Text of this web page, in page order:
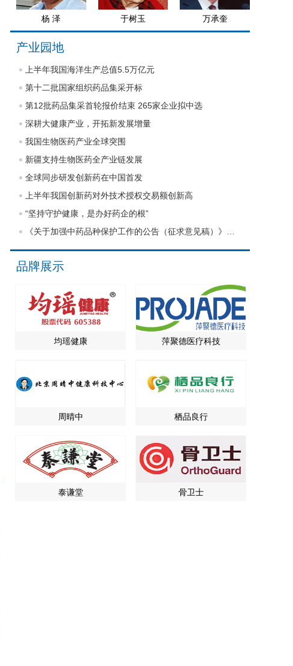
杨 泽 于树玉 万承奎
产业园地
上半年我国海洋生产总值5.5万亿元
第十二批国家组织药品集采开标
第12批药品集采首轮报价结束 265家企业拟中选
深耕大健康产业，开拓新发展增量
我国生物医药产业全球突围
新疆支持生物医药全产业链发展
全球同步研发创新药在中国首发
上半年我国创新药对外技术授权交易额创新高
“坚持守护健康，是办好药企的根”
品牌展示
均瑶健康 萍聚德医疗科技
周晴中 栖品良行
泰谦堂 骨卫士